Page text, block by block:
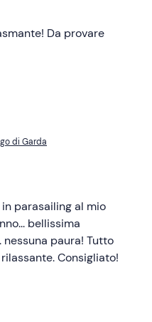
Da provare
di Garda
parasailing al mio
bellissima
nessuna paura! Tutto
Consigliato!